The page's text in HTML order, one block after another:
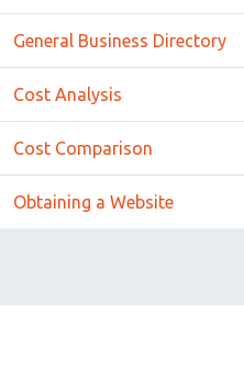
General Business Directory
Cost Analysis
Cost Comparison
Obtaining a Website